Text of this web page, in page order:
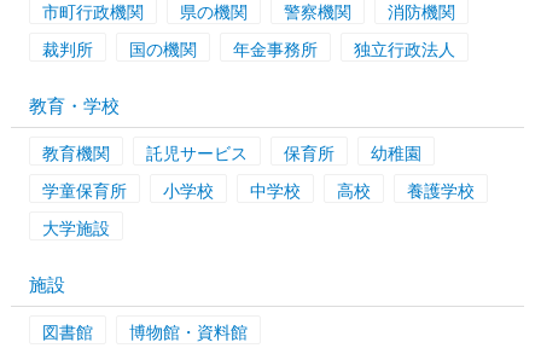
市町行政機関 県の機関 警察機関
消防機関
裁判所
国の機関 年金事務所 独立行政法人
教育・学校
教育機関 託児サービス 保育所
幼稚園
学童保育所
小学校 中学校 高校
養護学校
大学施設
施設
図書館
博物館・資料館